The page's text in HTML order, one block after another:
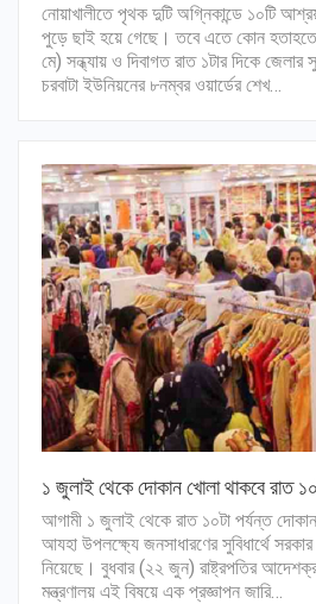
নোয়াখালীতে পৃথক দুটি অগ্নিকান্ডে ১০টি
পুড়ে ছাই হয়ে গেছে। তবে এতে কোন
মে) সন্ধ্যায় ও দিবাগত রাত ১টার দিকে জেলার
চরবাটা ইউনিয়নের ৮নম্বর ওয়ার্ডের শেখ…
১ জুলাই থেকে দোকান খোলা থাকবে রাত
আগামী ১ জুলাই থেকে রাত ১০টা পর্যন্ত
আযহা উপলক্ষ্যে জনসাধারণের সুবিধার্থে
নিয়েছে। বুধবার (২২ জুন) রাষ্ট্রপতির
মন্ত্রণালয় এই বিষয়ে এক প্রজ্ঞাপন জারি…